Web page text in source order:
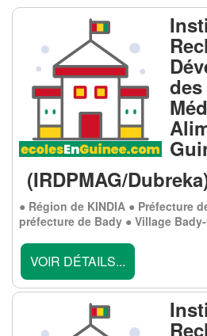
(IRDPMAG/
● Région de KINDIA ● Préfecture
préfecture de Bady ● Village
VOIR DÉTAILS...